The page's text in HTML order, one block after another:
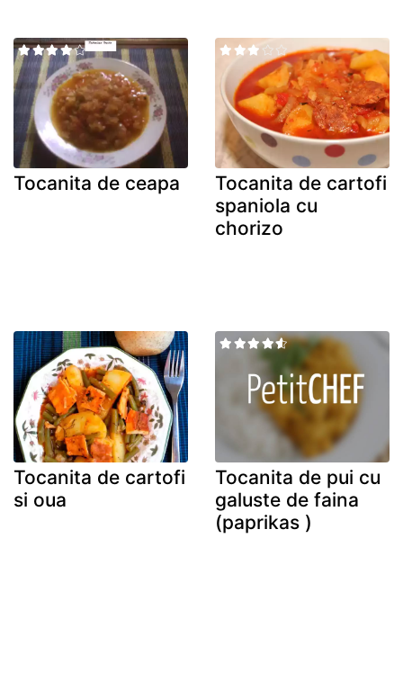
Tocanita de ceapa
Tocanita de cartofi
spaniola cu
chorizo
Tocanita de cartofi
si oua
Tocanita de pui cu
galuste de faina
(paprikas )